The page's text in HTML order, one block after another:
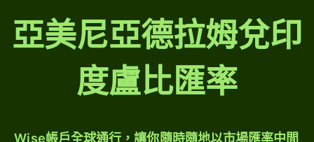
亞美尼亞德拉姆兌印
度盧比匯率
Wise帳戶全球通行，讓你隨時隨地以市場匯率中間